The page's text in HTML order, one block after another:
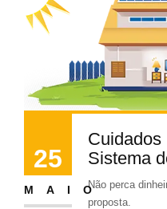
25
MAIO
Cuidados
Sistema
Não perca
proposta.